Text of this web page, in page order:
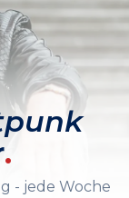
.
- jede Woche